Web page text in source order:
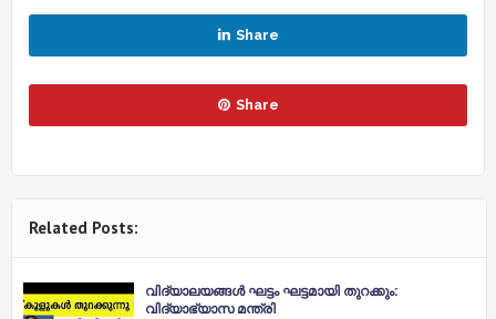
Share
Share
Related Posts:
വിദ്യാലയങ്ങള്‍ ഘട്ടം ഘട്ടമായി തുറക്കും:
വിദ്യാഭ്യാസ മന്ത്രി